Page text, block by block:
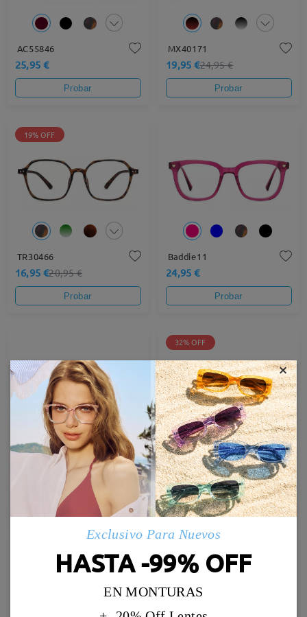
AC55846
25,95 €
Probar
MX40171
19,95 €24,95 €
Probar
19% OFF
TR30466
16,95 €20,95 €
Probar
Baddie11
24,95 €
Probar
Probar
32% OFF
TM13880
16,95 €24,95 €
Probar
×
Exclusivo Para Nuevos
HASTA -99% OFF
EN MONTURAS